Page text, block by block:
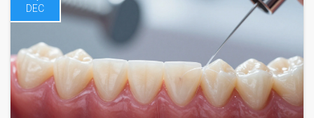
DEC